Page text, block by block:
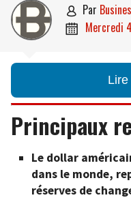
 par

Principaux
Le dollar
dans le monde,
réserves de